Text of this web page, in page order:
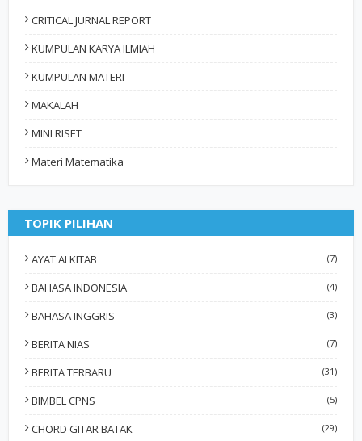
CRITICAL JURNAL REPORT
KUMPULAN KARYA ILMIAH
KUMPULAN MATERI
MAKALAH
MINI RISET
Materi Matematika
TOPIK PILIHAN
AYAT ALKITAB (7)
BAHASA INDONESIA (4)
BAHASA INGGRIS (3)
BERITA NIAS (7)
BERITA TERBARU (31)
BIMBEL CPNS (5)
CHORD GITAR BATAK (29)